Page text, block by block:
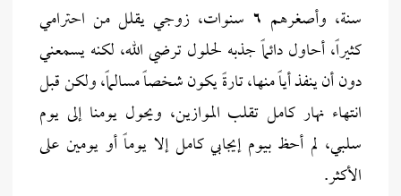
سنة، وأصغرهم ٦ سنوات، زوجي يقلل من احترامي
كثيراً، أحاول دائماً جذبه لحلول ترضي الله، لكنه يسمعني
دون أن ينفذ أياً منها، تارةً يكون شخصاً مسالماً، ولكن قبل
انتهاء نهار كامل تقلب الموازين، ويحول يومنا إلى يوم
سلبي، لم أحظ بيوم إيجابي كامل إلا يوماً أو يومين على
الأكثر.